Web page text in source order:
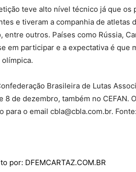
teve alto nível técnico já que
e tiveram a companhia de atletas
entre outros. Países como Rússia,
em participar e a expectativa é que
Brasileira de Lutas
8 de dezembro, também no CEFAN.
para o email cbla@cbla.com.br.
por: DFEMCARTAZ.COM.BR